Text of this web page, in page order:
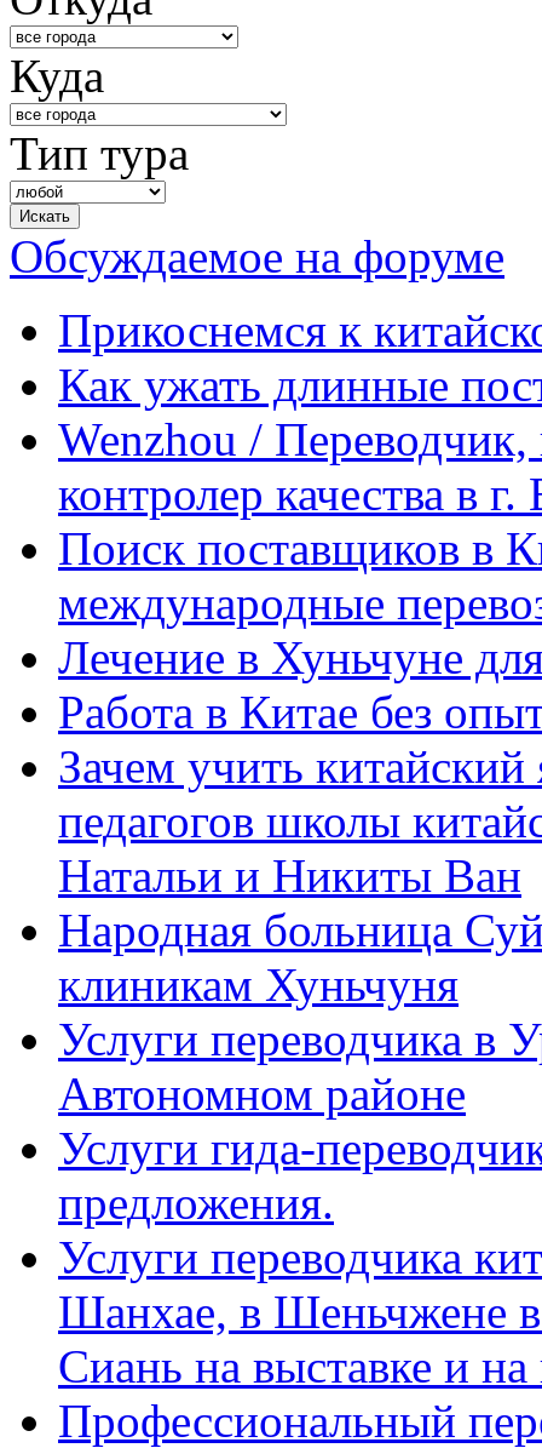
Куда
Тип тура
Обсуждаемое на форуме
Прикоснемся к
Как ужать длинные
Wenzhou / Переводчик,
контролер качества в
Поиск поставщиков в
международные
Лечение в Хуньчуне
Работа в Китае без
Зачем учить
педагогов школы
Натальи и Никиты Ван
Народная больница
клиникам Хуньчуня
Услуги переводчика в
Автономном районе
Услуги гида-
предложения.
Услуги переводчика
Шанхае, в Шеньчжене
Сиань на выставке и
Профессиональный